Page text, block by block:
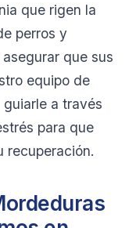
que rigen la
perros y
que sus
equipo de
a través
para que
recuperación.